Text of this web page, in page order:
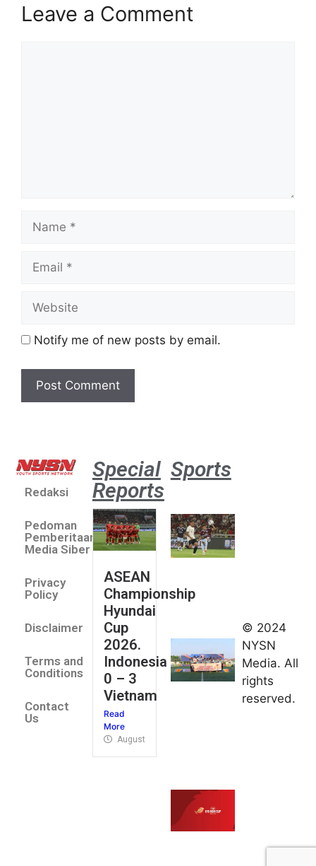
Leave a Comment
Notify me of new posts by email.
Redaksi
Pedoman
Pemberitaan
Media Siber
Privacy
Policy
Disclaimer
Terms and
Conditions
Contact
Us
Special
Reports
ASEAN
Championship
Hyundai
Cup
2026.
Indonesia
0 – 3
Vietnam
Read
More
August 4, 2026
Sports
umum
Kejurnas
Panahan
Junior di
Kudus
grup
© 2024
NYSN
Media. All
rights
reserved.